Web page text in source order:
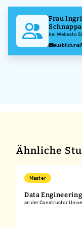
Frau
bei Webasto
Stockdorf
Ähnliche
Master
Data Engineering
an der Constructor